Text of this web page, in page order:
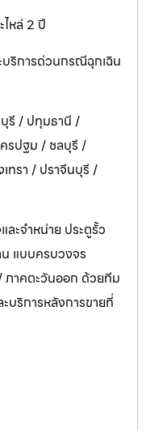
หล่ 2 ปี
บริการด่วนกรณีฉุกเฉิน
รี / ปทุมธานี /
รปฐม / ชลบุรี /
ทรา / ปราจีนบุรี /
ละจำหน่าย ประตูรั้ว
แบบครบวงจร
าคตะวันออก ด้วยทีม
ริการหลังการขายที่